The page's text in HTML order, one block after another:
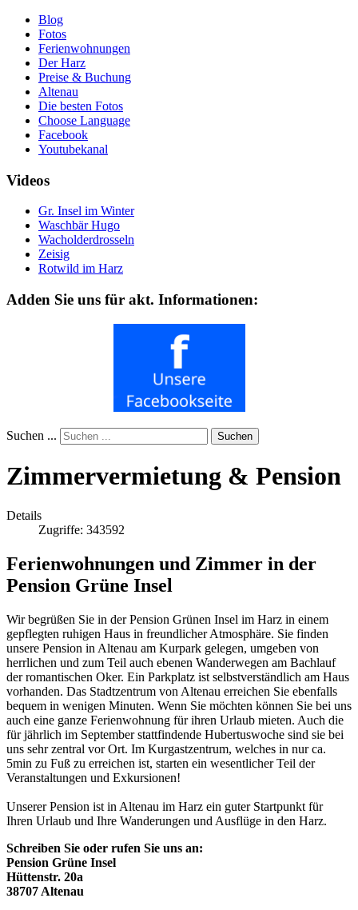
Blog
Fotos
Ferienwohnungen
Der Harz
Preise & Buchung
Altenau
Die besten Fotos
Choose Language
Facebook
Youtubekanal
Videos
Gr. Insel im Winter
Waschbär Hugo
Wacholderdrosseln
Zeisig
Rotwild im Harz
Adden Sie uns für akt. Informationen:
Suchen ... Suchen
Zimmervermietung & Pension
Details
Zugriffe: 343592
Ferienwohnungen und Zimmer in der
Pension Grüne Insel
Wir begrüßen Sie in der Pension Grünen Insel im Harz in einem
gepflegten ruhigen Haus in freundlicher Atmosphäre. Sie finden
unsere Pension in Altenau am Kurpark gelegen, umgeben von
herrlichen und zum Teil auch ebenen Wanderwegen am Bachlauf
der romantischen Oker. Ein Parkplatz ist selbstverständlich am Haus
vorhanden. Das Stadtzentrum von Altenau erreichen Sie ebenfalls
bequem in wenigen Minuten. Wenn Sie möchten können Sie bei uns
auch eine ganze Ferienwohnung für ihren Urlaub mieten. Auch die
für jährlich im September stattfindende Hubertuswoche sind sie bei
uns sehr zentral vor Ort. Im Kurgastzentrum, welches in nur ca.
5min zu Fuß zu erreichen ist, starten ein wesentlicher Teil der
Veranstaltungen und Exkursionen!
Unserer Pension ist in Altenau im Harz ein guter Startpunkt für
Ihren Urlaub und Ihre Wanderungen und Ausflüge in den Harz.
Schreiben Sie oder rufen Sie uns an:
Pension Grüne Insel
Hüttenstr. 20a
38707 Altenau